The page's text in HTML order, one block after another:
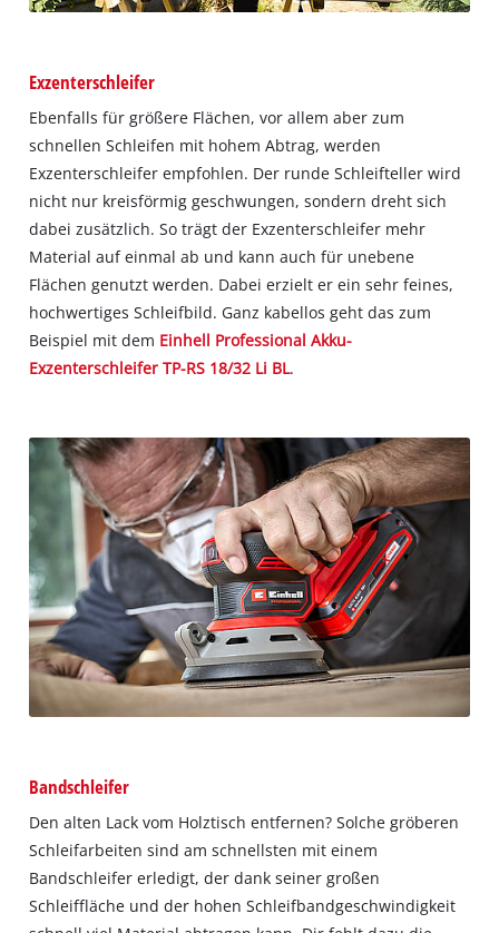
Exzenterschleifer
Ebenfalls für größere Flächen, vor allem aber zum
schnellen Schleifen mit hohem Abtrag, werden
Exzenterschleifer empfohlen. Der runde Schleifteller wird
nicht nur kreisförmig geschwungen, sondern dreht sich
dabei zusätzlich. So trägt der Exzenterschleifer mehr
Material auf einmal ab und kann auch für unebene
Flächen genutzt werden. Dabei erzielt er ein sehr feines,
hochwertiges Schleifbild. Ganz kabellos geht das zum
Beispiel mit dem Einhell Professional Akku-
Exzenterschleifer TP-RS 18/32 Li BL.
Bandschleifer
Den alten Lack vom Holztisch entfernen? Solche gröberen
Schleifarbeiten sind am schnellsten mit einem
Bandschleifer erledigt, der dank seiner großen
Schleiffläche und der hohen Schleifbandgeschwindigkeit